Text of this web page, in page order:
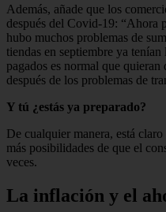
Además, añade que los
después del Covid-19: “Ahora
hubo muchos problemas de
tiendas en septiembre ya
pagados es normal que
después de los problemas de
Y tú ¿estás ya preparado?
De cualquier manera, está
más posibilidades de que el
veces.
La inflación y el